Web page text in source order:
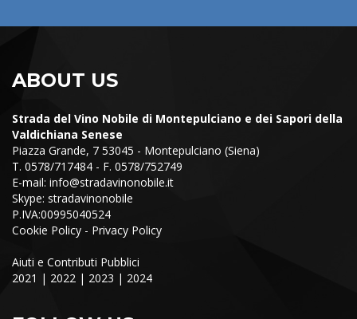
ABOUT US
Strada del Vino Nobile di Montepulciano e dei Sapori della
Valdichiana Senese
Piazza Grande, 7 53045 - Montepulciano (Siena)
T. 0578/717484 - F. 0578/752749
E-mail: info@stradavinonobile.it
Skype: stradavinonobile
P.IVA:00995040524
Cookie Policy - Privacy Policy
Aiuti e Contributi Pubblici
2021 | 2022 | 2023 | 2024